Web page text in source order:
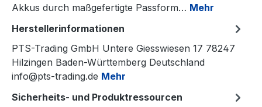
Akkus durch maßgefertigte Passform… Mehr
Herstellerinformationen
PTS-Trading GmbH Untere Giesswiesen 17 78247
Hilzingen Baden-Württemberg Deutschland
info@pts-trading.de Mehr
Sicherheits- und Produktressourcen